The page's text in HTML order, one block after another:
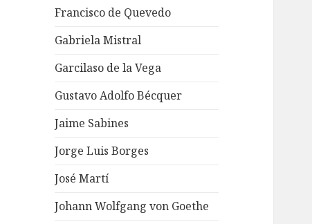
Francisco de Quevedo
Gabriela Mistral
Garcilaso de la Vega
Gustavo Adolfo Bécquer
Jaime Sabines
Jorge Luis Borges
José Martí
Johann Wolfgang von Goethe